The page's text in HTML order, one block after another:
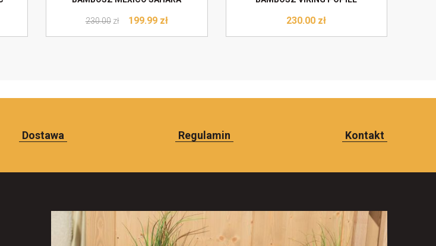
230.00 zł 199.99 zł 230.00 zł
Dostawa Regulamin Kontakt